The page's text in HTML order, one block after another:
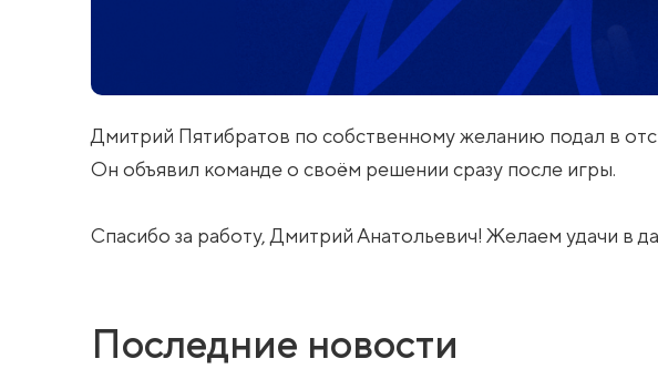
Дмитрий Пятибратов по собственному желанию подал в
Он объявил команде о своём решении сразу после игры.
Спасибо за работу, Дмитрий Анатольевич! Желаем удачи в
Последние новости